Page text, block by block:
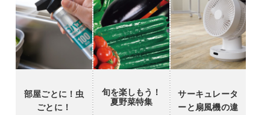
部屋ごとに！虫
ごとに！
旬を楽しもう！
夏野菜特集
サーキュレータ
ーと扇風機の違